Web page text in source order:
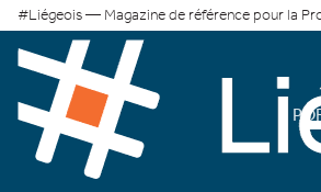
#Liégeois — Magazine de référence pour la